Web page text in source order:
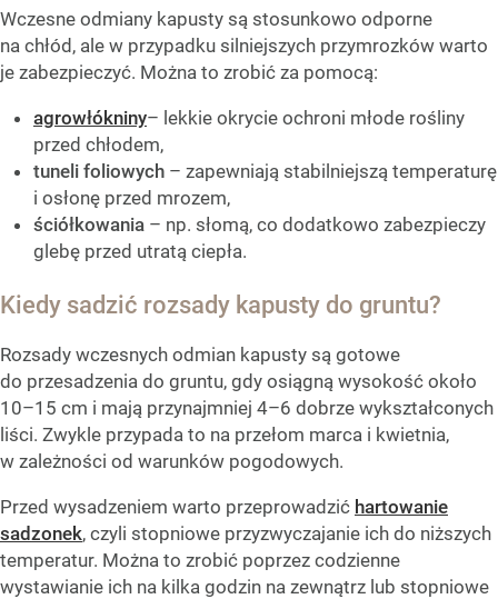
Wczesne odmiany kapusty są stosunkowo odporne
na chłód, ale w przypadku silniejszych przymrozków warto
je zabezpieczyć. Można to zrobić za pomocą:
agrowłókniny– lekkie okrycie ochroni młode rośliny
przed chłodem,
tuneli foliowych – zapewniają stabilniejszą temperaturę
i osłonę przed mrozem,
ściółkowania – np. słomą, co dodatkowo zabezpieczy
glebę przed utratą ciepła.
Kiedy sadzić rozsady kapusty do gruntu?
Rozsady wczesnych odmian kapusty są gotowe
do przesadzenia do gruntu, gdy osiągną wysokość około
10–15 cm i mają przynajmniej 4–6 dobrze wykształconych
liści. Zwykle przypada to na przełom marca i kwietnia,
w zależności od warunków pogodowych.
Przed wysadzeniem warto przeprowadzić hartowanie
sadzonek, czyli stopniowe przyzwyczajanie ich do niższych
temperatur. Można to zrobić poprzez codzienne
wystawianie ich na kilka godzin na zewnątrz lub stopniowe